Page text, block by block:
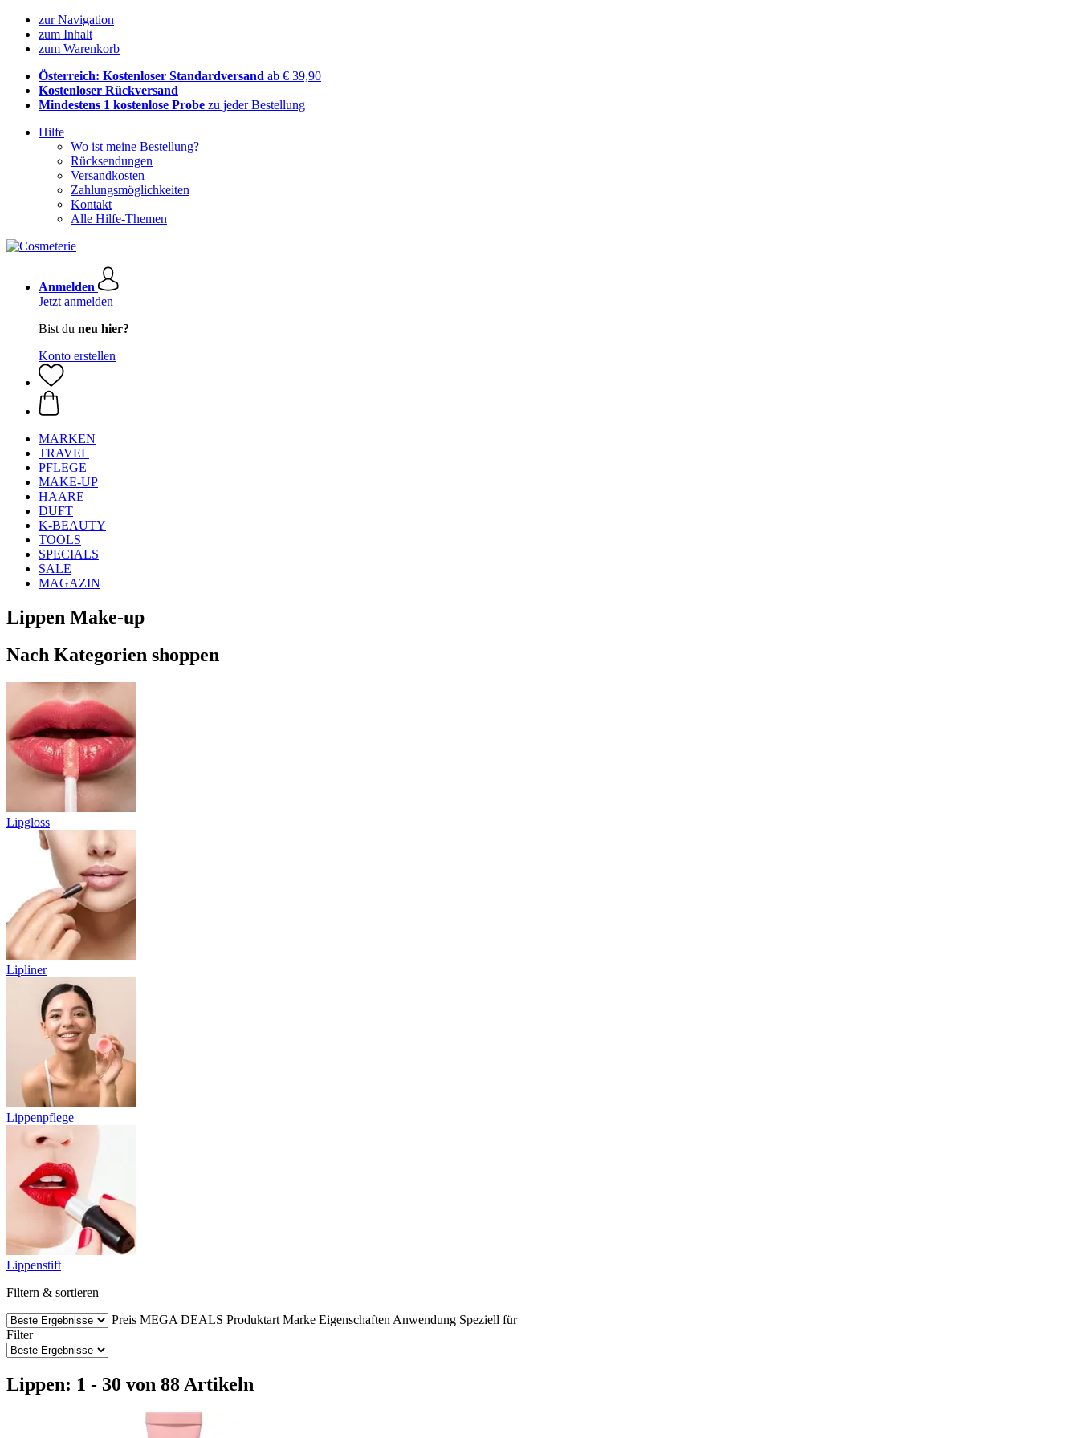
zur Navigation
zum Inhalt
zum Warenkorb
Österreich: Kostenloser Standardversand ab € 39,90
Kostenloser Rückversand
Mindestens 1 kostenlose Probe zu jeder Bestellung
Hilfe
Wo ist meine Bestellung?
Rücksendungen
Versandkosten
Zahlungsmöglichkeiten
Kontakt
Alle Hilfe-Themen
Anmelden
Jetzt anmelden
Bist du neu hier?
Konto erstellen
MARKEN
TRAVEL
PFLEGE
MAKE-UP
HAARE
DUFT
K-BEAUTY
TOOLS
SPECIALS
SALE
MAGAZIN
Lippen Make-up
Nach Kategorien shoppen
Lipgloss
Lipliner
Lippenpflege
Lippenstift
Filtern & sortieren
Preis MEGA DEALS Produktart Marke Eigenschaften Anwendung Speziell für
Filter
Lippen: 1 - 30 von 88 Artikeln